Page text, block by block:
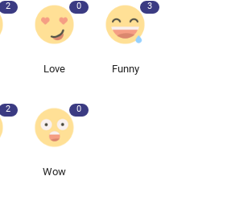
2 0
Love
3
Funny
2 0
Wow